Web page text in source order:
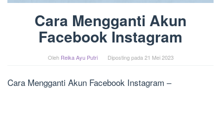
Cara Mengganti Akun
Facebook Instagram
Oleh Reika Ayu Putri Diposting pada 21 Mei 2023
Cara Mengganti Akun Facebook Instagram –